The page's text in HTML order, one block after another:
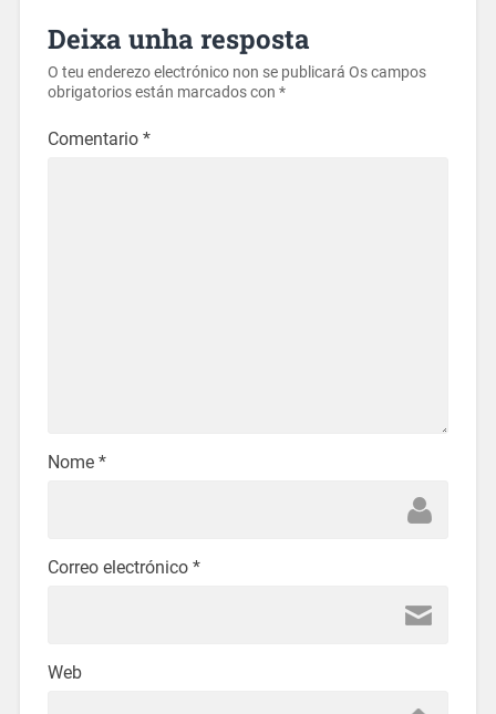
Deixa unha resposta
O teu enderezo electrónico non se publicará Os campos
obrigatorios están marcados con *
Comentario *
Nome *
Correo electrónico *
Web